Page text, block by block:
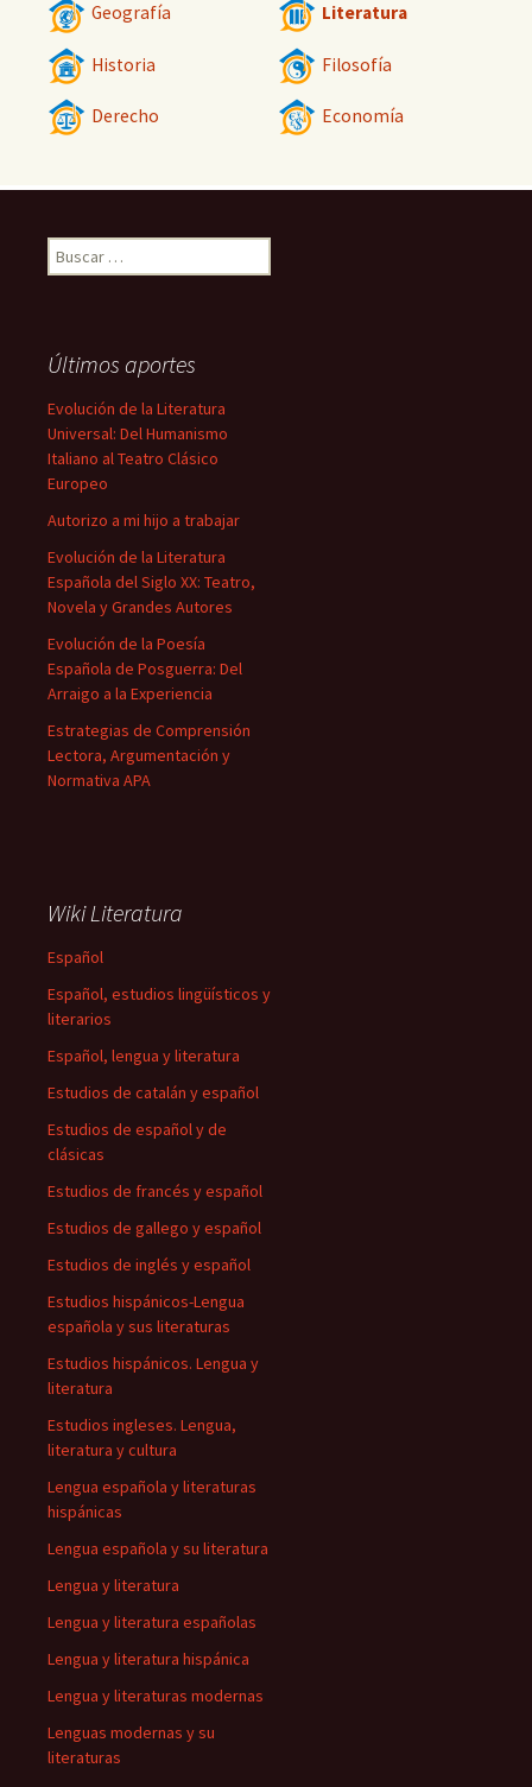
Geografía Literatura
Historia Filosofía
Derecho Economía
Buscar:
Últimos aportes
Evolución de la Literatura
Universal: Del Humanismo
Italiano al Teatro Clásico
Europeo
Autorizo a mi hijo a trabajar
Evolución de la Literatura
Española del Siglo XX: Teatro,
Novela y Grandes Autores
Evolución de la Poesía
Española de Posguerra: Del
Arraigo a la Experiencia
Estrategias de Comprensión
Lectora, Argumentación y
Normativa APA
Wiki Literatura
Español
Español, estudios lingüísticos y
literarios
Español, lengua y literatura
Estudios de catalán y español
Estudios de español y de
clásicas
Estudios de francés y español
Estudios de gallego y español
Estudios de inglés y español
Estudios hispánicos-Lengua
española y sus literaturas
Estudios hispánicos. Lengua y
literatura
Estudios ingleses. Lengua,
literatura y cultura
Lengua española y literaturas
hispánicas
Lengua española y su literatura
Lengua y literatura
Lengua y literatura españolas
Lengua y literatura hispánica
Lengua y literaturas modernas
Lenguas modernas y su
literaturas